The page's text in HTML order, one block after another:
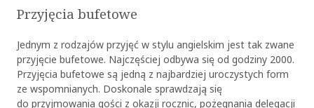
Przyjęcia bufetowe
Jednym z rodzajów przyjęć w stylu angielskim jest tak zwane
przyjęcie bufetowe. Najczęściej odbywa się od godziny 2000.
Przyjęcia bufetowe są jedną z najbardziej uroczystych form
ze wspomnianych. Doskonale sprawdzają się
do przyjmowania gości z okazji rocznic, pożegnania delegacji